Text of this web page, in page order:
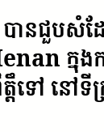
ង បានជួ
ក្
ទៅ នៅទី